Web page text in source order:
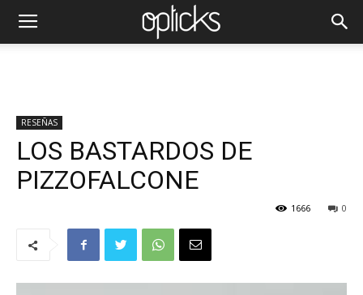
RESEÑAS
LOS BASTARDOS DE
PIZZOFALCONE
0
1666